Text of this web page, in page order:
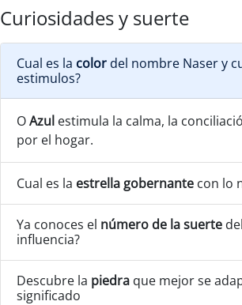
Curiosidades y suerte
Cual es la color del nombre Naser y
estimulos?
OAzul estimula la calma, la
por el hogar.
Cual es la estrella gobernante con lo
Ya conoces el número de la suerte
influencia?
Descubre la piedra que mejor se
significado